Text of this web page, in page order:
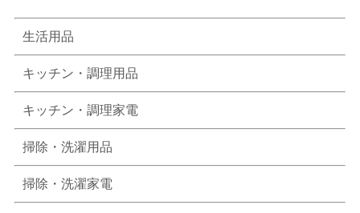
生活用品
キッチン・調理用品
キッチン・調理家電
掃除・洗濯用品
掃除・洗濯家電